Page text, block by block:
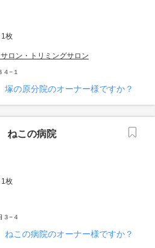
1枚
ロン・トリミングサロン
４−１
の原分院のオーナー様ですか？
ねこの病院
1枚
３−４
この病院のオーナー様ですか？